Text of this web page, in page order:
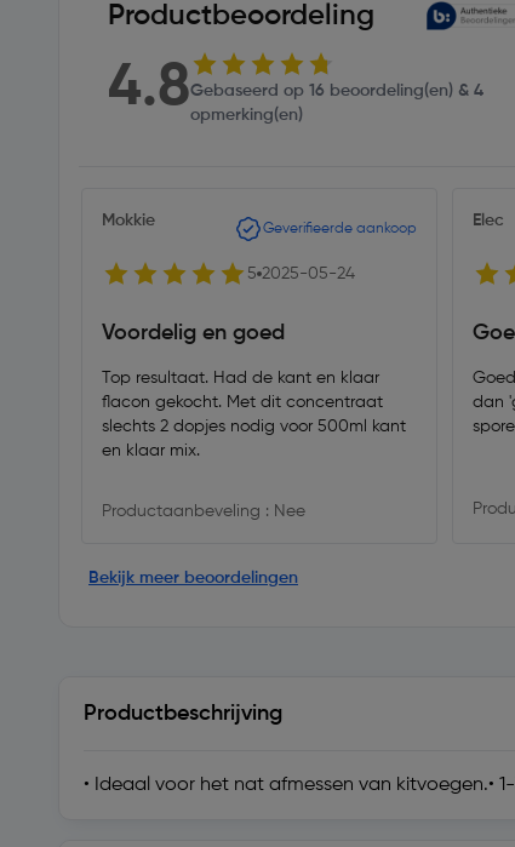
Productbeoordeling
4.8Gebaseerd op 16 beoordeling(en) & 4
opmerking(en)
Mokkie Geverifieerde aankoop
5 2025-05-24
Voordelig en goed
Top resultaat. Had de kant en klaar
flacon gekocht. Met dit concentraat
slechts 2 dopjes nodig voor 500ml kant
en klaar mix.
Productaanbeveling : Nee
Elec
dan
Bekijk meer beoordelingen
Productbeschrijving
• Ideaal voor het nat afmessen van kitvoegen.•